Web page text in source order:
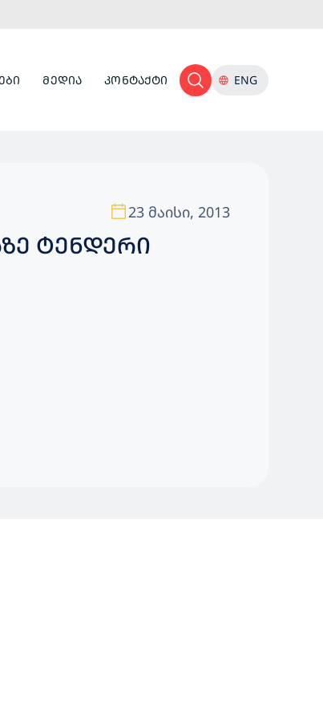
ᲛᲔᲓᲘᲐ ᲙᲝᲜᲢᲐᲥᲢᲘ ENG
23 მაისი, 2013
ᲢᲔᲜᲓᲔᲠᲘ